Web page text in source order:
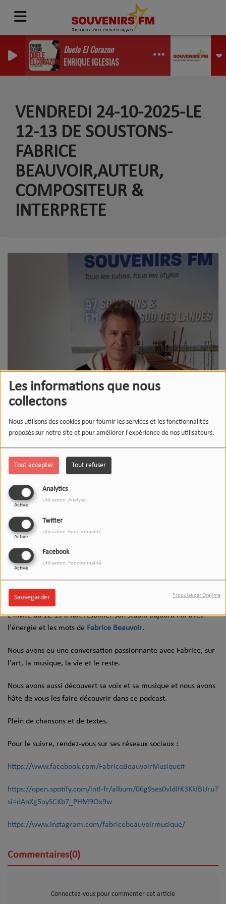
Les informations que nous
collectons
Nous utilisons des cookies pour fournir les services et les fonctionnalités
proposés sur notre site et pour améliorer l'expérience de nos utilisateurs.
Tout accepter Tout refuser
Analytics
Activé
Utilisation: Analyse
Twitter
Activé
Utilisation: Fonctionnalité
Facebook
Activé
Utilisation: Fonctionnalité
Sauvegarder Propulsé par Orejime
Duele El Corazon
ENRIQUE IGLESIAS
VENDREDI 24-10-2025-LE
12-13 DE SOUSTONS-
FABRICE
BEAUVOIR,AUTEUR,
COMPOSITEUR &
INTERPRETE
Écouter le podcast
Télécharger le podcast
L'invité du 12-13 a fait résonner son studio aujourd'hui avec
l'énergie et les mots de Fabrice Beauvoir.
Nous avons eu une conversation passionnante avec Fabrice, sur
l'art, la musique, la vie et le reste.
Nous avons aussi découvert sa voix et sa musique et nous avons
hâte de vous les faire découvrir dans ce podcast.
Plein de chansons et de textes.
Pour le suivre, rendez-vous sur ses réseaux sociaux :
https://www.facebook.com/FabriceBeauvoirMusique#
https://open.spotify.com/intl-fr/album/06g9ses0vldIfK3KkIBUru?
si=dAnXg5oySCKb7_PHM9Ox9w
https://www.instagram.com/fabricebeauvoirmusique/
Commentaires(0)
Connectez-vous pour commenter cet article